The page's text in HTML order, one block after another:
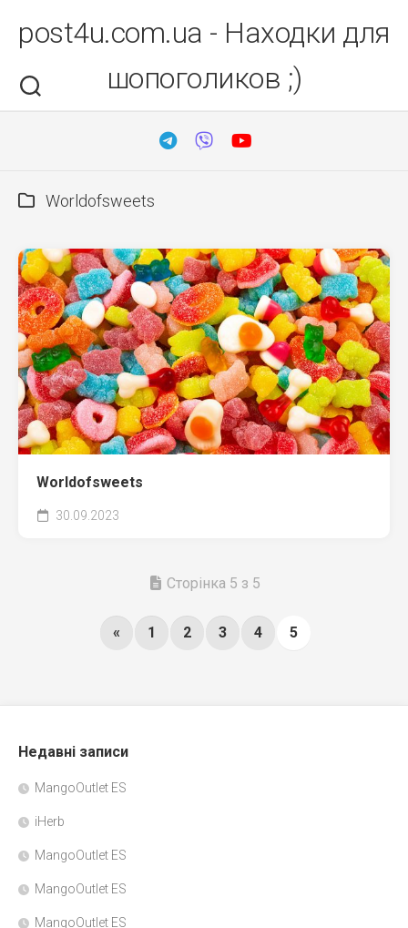
вмістуpost4u.com.ua - Находки для
шопоголиков ;)
Worldofsweets
Worldofsweets
30.09.2023
Сторінка 5 з 5
« 1 2 3 4 5
Недавні записи
MangoOutlet ES
iHerb
MangoOutlet ES
MangoOutlet ES
MangoOutlet ES